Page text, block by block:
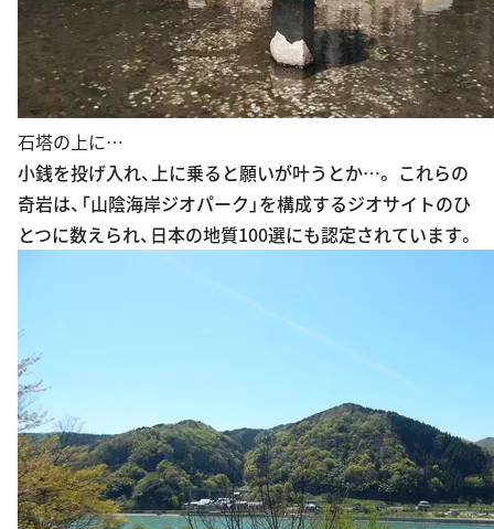
石塔の上に…
小銭を投げ入れ、上に乗ると願いが叶うとか…。 これらの
奇岩は、「山陰海岸ジオパーク」を構成するジオサイトのひ
とつに数えられ、日本の地質100選にも認定されています。